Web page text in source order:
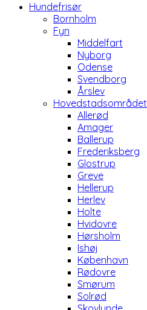
Hundefrisør
Bornholm
Fyn
Middelfart
Nyborg
Odense
Svendborg
Årslev
Hovedstadsområdet
Allerød
Amager
Ballerup
Frederiksberg
Glostrup
Greve
Hellerup
Herlev
Holte
Hvidovre
Hørsholm
Ishøj
København
Rødovre
Smørum
Solrød